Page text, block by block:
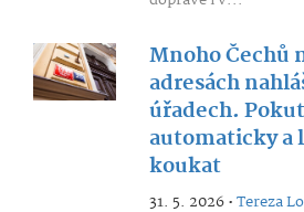
Mnoho Čechů
adresách
úřadech.
automaticky a
koukat
31. 5. 2026 •Tereza